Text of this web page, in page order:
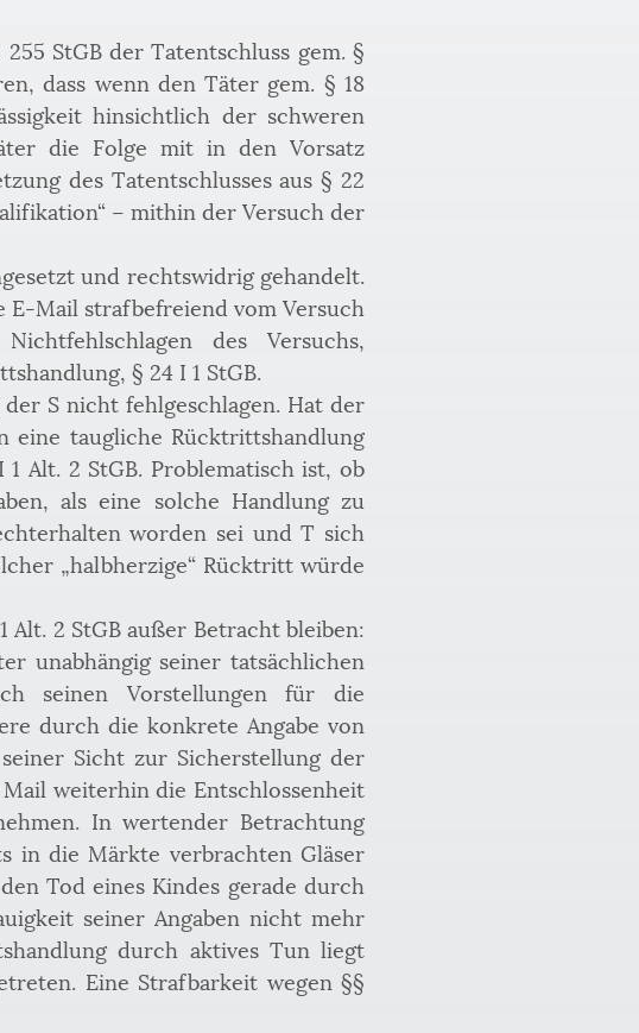
StGB der Tatentschluss gem. §
dass wenn den Täter gem. § 18
hinsichtlich der schweren
die Folge mit in den Vorsatz
des Tatentschlusses aus § 22
– mithin der Versuch der
und rechtswidrig gehandelt.
Mail strafbefreiend vom Versuch
des Versuchs,
§ 24 I 1 StGB.
S nicht fehlgeschlagen. Hat der
eine taugliche Rücktrittshandlung
Alt. 2 StGB. Problematisch ist, ob
als eine solche Handlung zu
worden sei und T sich
„halbherzige“ Rücktritt würde
2 StGB außer Betracht bleiben:
unabhängig seiner tatsächlichen
seinen Vorstellungen für die
durch die konkrete Angabe von
Sicht zur Sicherstellung der
weiterhin die Entschlossenheit
In wertender Betrachtung
in die Märkte verbrachten Gläser
Tod eines Kindes gerade durch
seiner Angaben nicht mehr
durch aktives Tun liegt
Eine Strafbarkeit wegen §§